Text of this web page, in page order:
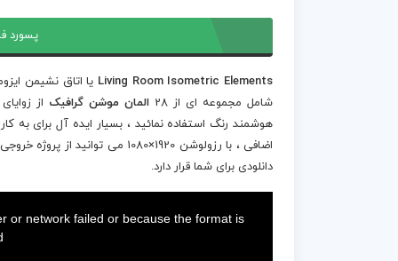
پسورد
Living Room Isometric Elements یا اتاق نشیمن
شامل مجموعه ای از 28
المان موشن گرافیک از
هوشمند رنگ استفاده نمائید ، بسیار ایده آل برای به
اضافی ، با رزولوشن 1920×1080
دانلودی برای شما قرار دارد.
or network failed or because the format is